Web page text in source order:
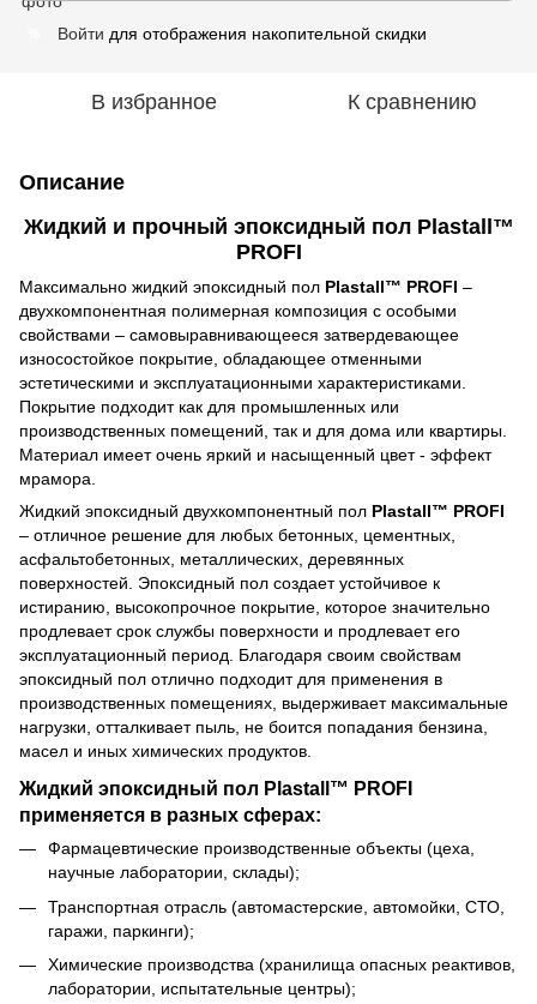
Войти для отображения накопительной скидки
В избранное К сравнению
Описание
Жидкий и прочный эпоксидный пол Plastall™
PROFI
Максимально жидкий эпоксидный пол Plastall™ PROFI –
двухкомпонентная полимерная композиция с особыми
свойствами – самовыравнивающееся затвердевающее
износостойкое покрытие, обладающее отменными
эстетическими и эксплуатационными характеристиками.
Покрытие подходит как для промышленных или
производственных помещений, так и для дома или квартиры.
Материал имеет очень яркий и насыщенный цвет - эффект
мрамора.
Жидкий эпоксидный двухкомпонентный пол Plastall™ PROFI
– отличное решение для любых бетонных, цементных,
асфальтобетонных, металлических, деревянных
поверхностей. Эпоксидный пол создает устойчивое к
истиранию, высокопрочное покрытие, которое значительно
продлевает срок службы поверхности и продлевает его
эксплуатационный период. Благодаря своим свойствам
эпоксидный пол отлично подходит для применения в
производственных помещениях, выдерживает максимальные
нагрузки, отталкивает пыль, не боится попадания бензина,
масел и иных химических продуктов.
Жидкий эпоксидный пол Plastall™ PROFI
применяется в разных сферах:
Фармацевтические производственные объекты (цеха,
научные лаборатории, склады);
Транспортная отрасль (автомастерские, автомойки, СТО,
гаражи, паркинги);
Химические производства (хранилища опасных реактивов,
лаборатории, испытательные центры);